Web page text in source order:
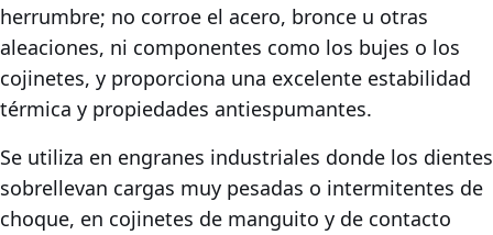
herrumbre; no corroe el acero, bronce u otras
aleaciones, ni componentes como los bujes o los
cojinetes, y proporciona una excelente estabilidad
térmica y propiedades antiespumantes.
Se utiliza en engranes industriales donde los dientes
sobrellevan cargas muy pesadas o intermitentes de
choque, en cojinetes de manguito y de contacto